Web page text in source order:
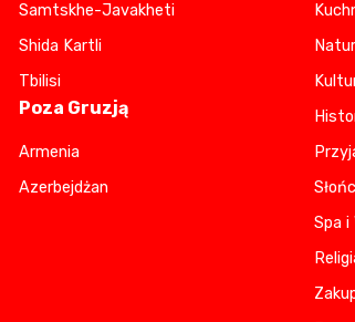
Samtskhe-Javakheti
Shida Kartli
Tbilisi
Poza Gruzją
Armenia
Azerbejdżan
Spa i